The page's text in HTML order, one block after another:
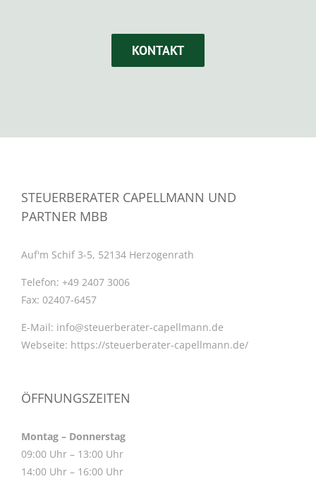
KONTAKT
STEUERBERATER CAPELLMANN UND
PARTNER MBB
Auf'm Schif 3-5, 52134 Herzogenrath
Telefon: +49 2407 3006
Fax: 02407-6457
E-Mail: info@steuerberater-capellmann.de
Webseite: https://steuerberater-capellmann.de/
ÖFFNUNGSZEITEN
Montag – Donnerstag
09:00 Uhr – 13:00 Uhr
14:00 Uhr – 16:00 Uhr